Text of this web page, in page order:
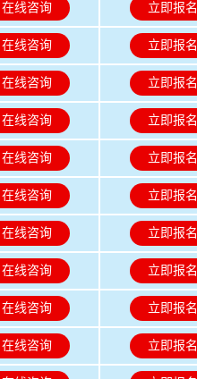
在线咨询 立即报名
在线咨询 立即报名
在线咨询 立即报名
在线咨询 立即报名
在线咨询 立即报名
在线咨询 立即报名
在线咨询 立即报名
在线咨询 立即报名
在线咨询 立即报名
在线咨询 立即报名